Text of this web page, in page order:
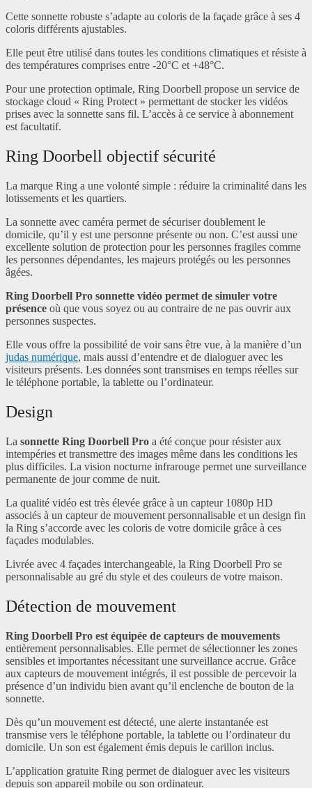
Cette sonnette robuste s’adapte au coloris de la façade grâce à ses 4
coloris différents ajustables.
Elle peut être utilisé dans toutes les conditions climatiques et résiste à
des températures comprises entre -20°C et +48°C.
Pour une protection optimale, Ring Doorbell propose un service de
stockage cloud « Ring Protect » permettant de stocker les vidéos
prises avec la sonnette sans fil. L’accès à ce service à abonnement
est facultatif.
Ring Doorbell objectif sécurité
La marque Ring a une volonté simple : réduire la criminalité dans les
lotissements et les quartiers.
La sonnette avec caméra permet de sécuriser doublement le
domicile, qu’il y est une personne présente ou non. C’est aussi une
excellente solution de protection pour les personnes fragiles comme
les personnes dépendantes, les majeurs protégés ou les personnes
âgées.
Ring Doorbell Pro sonnette vidéo permet de simuler votre
présence où que vous soyez ou au contraire de ne pas ouvrir aux
personnes suspectes.
Elle vous offre la possibilité de voir sans être vue, à la manière d’un
judas numérique, mais aussi d’entendre et de dialoguer avec les
visiteurs présents. Les données sont transmises en temps réelles sur
le téléphone portable, la tablette ou l’ordinateur.
Design
La sonnette Ring Doorbell Pro a été conçue pour résister aux
intempéries et transmettre des images même dans les conditions les
plus difficiles. La vision nocturne infrarouge permet une surveillance
permanente de jour comme de nuit.
La qualité vidéo est très élevée grâce à un capteur 1080p HD
associés à un capteur de mouvement personnalisable et un design fin
la Ring s’accorde avec les coloris de votre domicile grâce à ces
façades modulables.
Livrée avec 4 façades interchangeable, la Ring Doorbell Pro se
personnalisable au gré du style et des couleurs de votre maison.
Détection de mouvement
Ring Doorbell Pro est équipée de capteurs de mouvements
entièrement personnalisables. Elle permet de sélectionner les zones
sensibles et importantes nécessitant une surveillance accrue. Grâce
aux capteurs de mouvement intégrés, il est possible de percevoir la
présence d’un individu bien avant qu’il enclenche de bouton de la
sonnette.
Dès qu’un mouvement est détecté, une alerte instantanée est
transmise vers le téléphone portable, la tablette ou l’ordinateur du
domicile. Un son est également émis depuis le carillon inclus.
L’application gratuite Ring permet de dialoguer avec les visiteurs
depuis son appareil mobile ou son ordinateur.